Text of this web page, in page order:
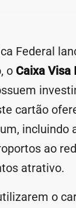
Federal
o Caixa Visa
cartão
incluindo
ao
atrativo.
o